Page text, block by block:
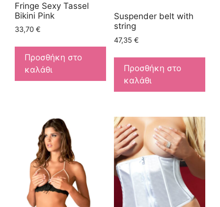
Fringe Sexy Tassel
Bikini Pink
33,70 €
Προσθήκη στο
καλάθι
Suspender belt with
string
47,35 €
Προσθήκη στο
καλάθι